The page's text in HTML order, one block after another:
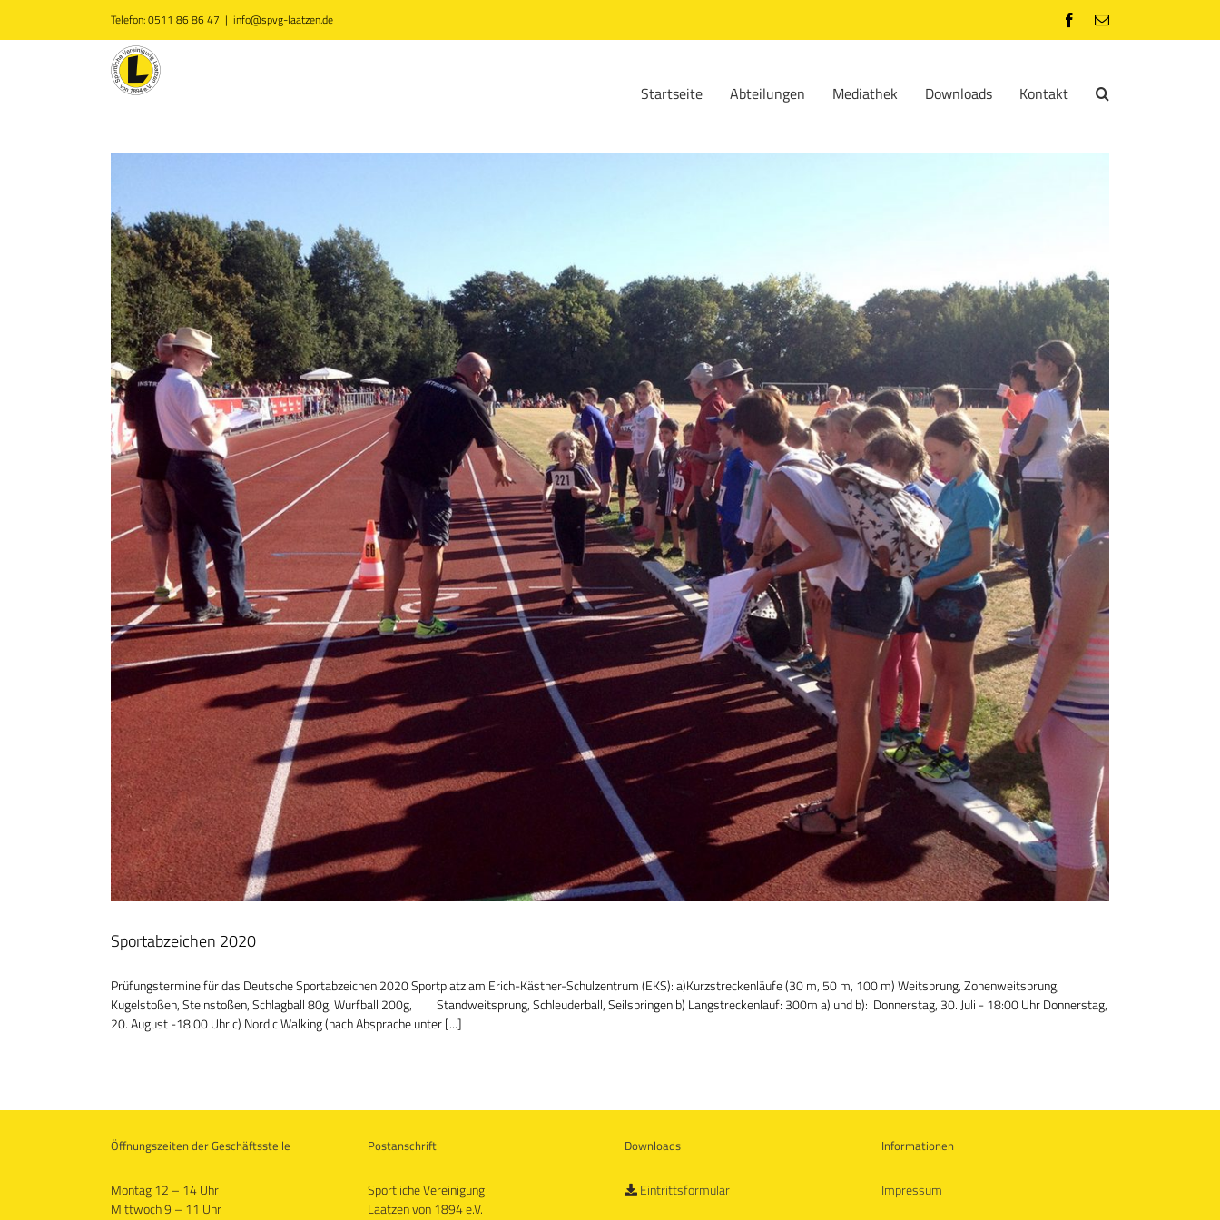
Telefon: 0511 86 86 47 | info@spvg-laatzen.de Facebook
E-
Startseite Abteilungen Mediathek Downloads Kontakt
Sportabzeichen 2020
Prüfungstermine für das Deutsche Sportabzeichen 2020 Sportplatz am Erich-Kästner-Schulzentrum (EKS): a)Kurzstreckenläufe (30 m, 50 m, 100 m) Weitsprung, Zonenweitsprung,
Kugelstoßen, Steinstoßen, Schlagball 80g, Wurfball 200g, Standweitsprung, Schleuderball, Seilspringen b) Langstreckenlauf: 300m a) und b): Donnerstag, 30. Juli - 18:00 Uhr Donnerstag,
20. August -18:00 Uhr c) Nordic Walking (nach Absprache unter [...]
Öffnungszeiten der Geschäftsstelle
Montag 12 – 14 Uhr
Mittwoch 9 – 11 Uhr
Postanschrift
Sportliche Vereinigung
Laatzen von 1894 e.V.
Downloads
Eintrittsformular
Informationen
Impressum